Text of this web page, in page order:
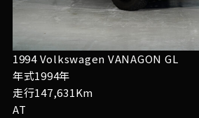
1994 Volkswagen VANAGON GL
年式1994年
走行147,631Km
AT